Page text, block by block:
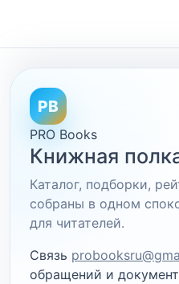
PB
PRO Books
Книжная
Каталог, подборки,
собраны в одном
для читателей.
Связь
обращений и